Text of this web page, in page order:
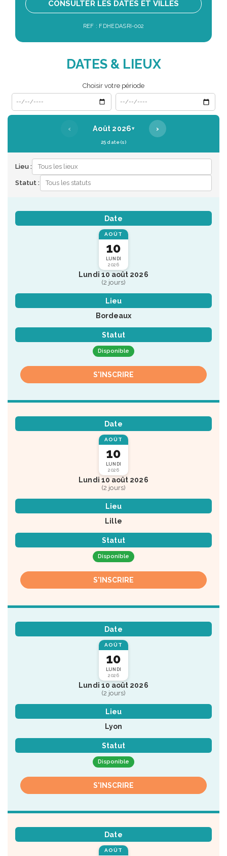
CONSULTER LES DATES ET VILLES
REF : FDHEDASRI-002
DATES & LIEUX
Choisir votre période
Date de début
Date de fin
‹ Août 2026▾ ›
25 date(s)
Lieu :
Statut :
Date
AOÛT
10
LUNDI
2026
Lundi 10 août 2026
(2 jours)
Lieu
Bordeaux
Statut
Disponible
S'INSCRIRE
Date
AOÛT
10
LUNDI
2026
Lundi 10 août 2026
(2 jours)
Lieu
Lille
Statut
Disponible
S'INSCRIRE
Date
AOÛT
10
LUNDI
2026
Lundi 10 août 2026
(2 jours)
Lieu
Lyon
Statut
Disponible
S'INSCRIRE
Date
AOÛT